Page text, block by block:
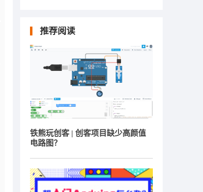
推荐阅读
铁熊玩创客 | 创客项目缺少高颜值
电路图？